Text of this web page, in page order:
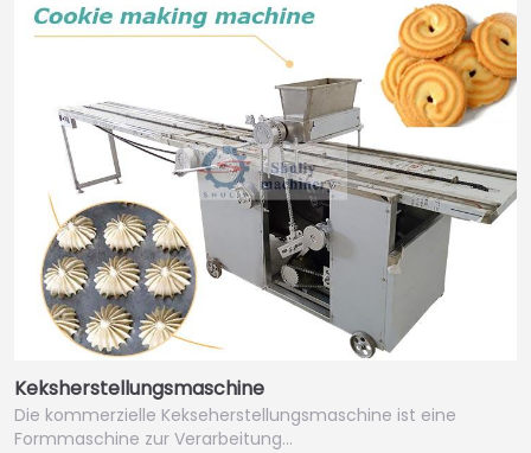
Keksherstellungsmaschine
Die kommerzielle Kekseherstellungsmaschine ist eine
Formmaschine zur Verarbeitung…